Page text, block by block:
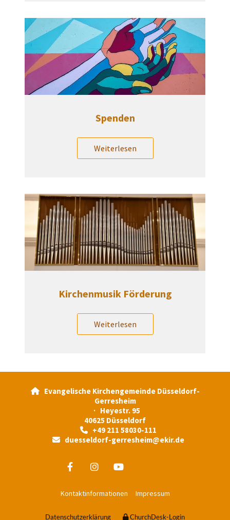
Spenden
Weiterlesen
Kirchenmusik Förderung
Weiterlesen
Evangelische Kirchengemeinde Düsseldorf-
Gerresheim
· Heyestr. 95
40625 Düsseldorf
+49 211 58030-111
duesseldorf-gerresheim@ekir.de
Kontaktinformationen Impressum
Datenschutzerklärung ChurchDesk-Login